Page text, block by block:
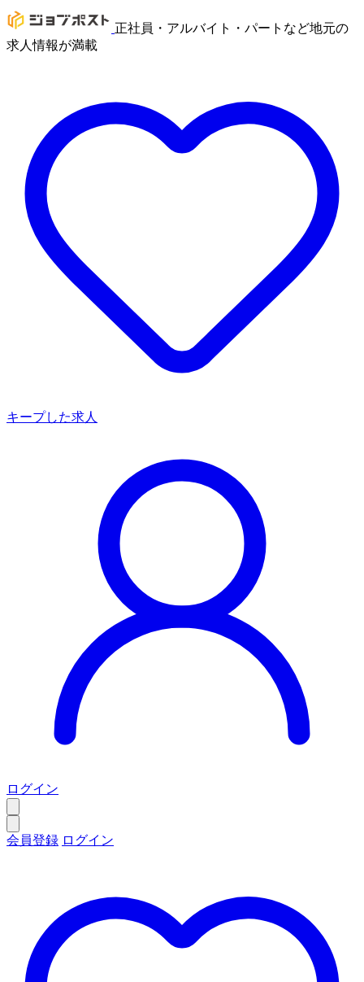
正社員・アルバイト・パートなど地元の
求人情報が満載
キープした求人
ログイン
会員登録 ログイン